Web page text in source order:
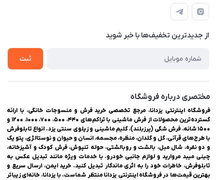
اینترنتی یزدانا
لیست محصولات
درباره ما
راهنمای ثبت سفارش
حریم خصوصی
سوالات متداول
از جدید‌ترین تخفیف‌ها با‌ خبر شوید
ثبت
مختصری درباره فروشگاه
فروشگاه اینترنتی یزدانا، مرجع تخصصی خرید فرش و منسوجات خانگی، با ارائه
گسترده‌ترین محصولات از فرش ماشینی با تراکم‌های ۴۴۰، ۵۰۰، ۷۰۰، ۱۰۰۰، ۱۲۰۰ و
۱۵۰۰ شانه، فرش شگی (پرزبلند)، گلیم ماشینی و زیلوی سنتی یزد. انواع تابلوفرش
با طرح‌های قرآنی، گل و گلدان، منظره، مجسمه، انسان و حیوان و نوستالژی، پتو یک
و دو نفره، شال مبل، بالشت و روبالشتی، حوله تنپوش، فرش کودک و آشپزخانه،
چینی میبد مروارید و لوازم جانبی خودرو. با خدمات ویژه مانند تبدیل عکس به
تابلوفرش، خاطرات خود را به اثری ماندگار تبدیل کنید. خرید ایمن، ارسال سریع و
بهترین قیمت‌ها در فروشگاه اینترنتی یزدانا منتظر شماست. با یزدانا، خانه‌ای زیباتر